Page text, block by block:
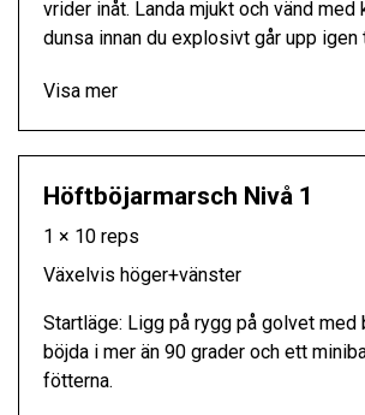
vrider inåt. Landa mjukt och vänd med
dunsa innan du explosivt går upp
Visa mer
Höftböjarmarsch Nivå 1
1 × 10 reps
Växelvis höger+vänster
Startläge: Ligg på rygg på golvet med
böjda i mer än 90 grader och ett
fötterna.